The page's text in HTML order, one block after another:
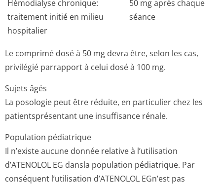
Hémodialyse chronique:
traitement initié en milieu
hospitalier
50 mg après chaque
séance
Le comprimé dosé à 50 mg devra être, selon les cas,
privilégié parrapport à celui dosé à 100 mg.
Sujets âgés
La posologie peut être réduite, en particulier chez les
patientsprésentant une insuffisance rénale.
Population pédiatrique
Il n’existe aucune donnée relative à l’utilisation
d’ATENOLOL EG dansla population pédiatrique. Par
conséquent l’utilisation d’ATENOLOL EGn’est pas